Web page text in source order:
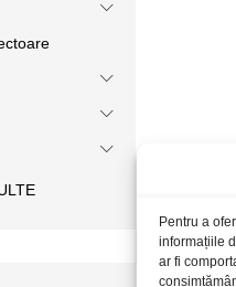
Pentru a
informațiile
ar fi